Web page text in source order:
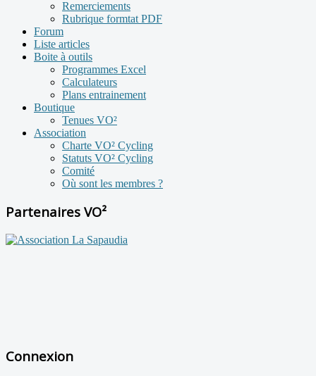
Remerciements
Rubrique formtat PDF
Forum
Liste articles
Boite à outils
Programmes Excel
Calculateurs
Plans entrainement
Boutique
Tenues VO²
Association
Charte VO² Cycling
Statuts VO² Cycling
Comité
Où sont les membres ?
Partenaires VO²
Connexion